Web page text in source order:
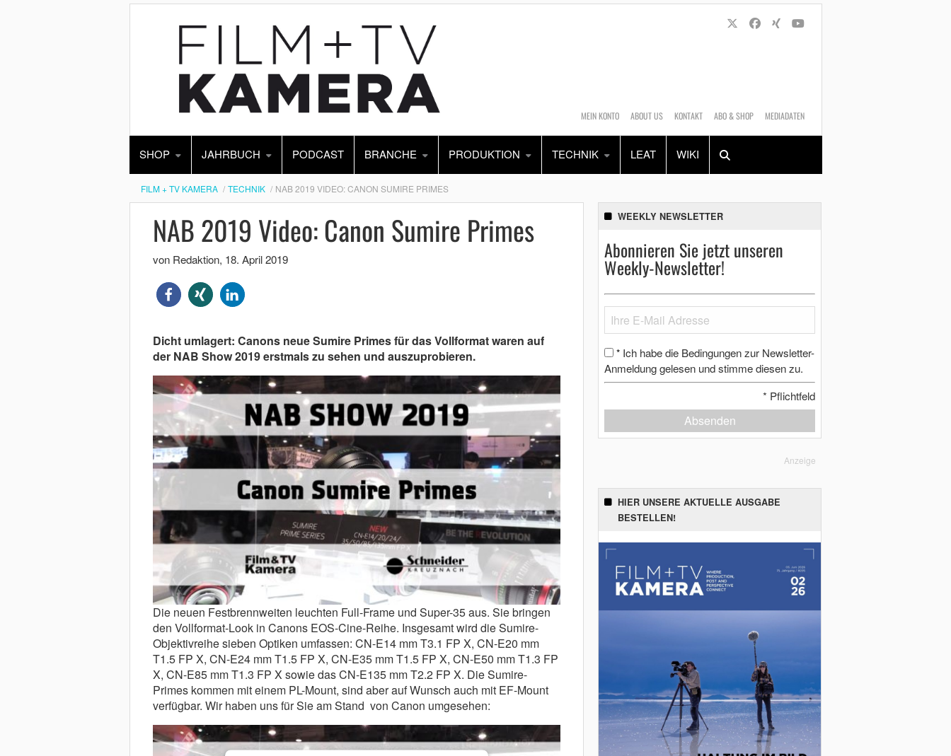
MEIN KONTO ABOUT US KONTAKT ABO & SHOP MEDIADATEN
SHOP JAHRBUCH PODCAST BRANCHE PRODUKTION TECHNIK LEAT WIKI
Alles Shop
FILM + TV KAMERA TECHNIK NAB 2019 VIDEO: CANON SUMIRE PRIMES
NAB 2019 Video: Canon Sumire Primes
von Redaktion, 18. April 2019
Dicht umlagert: Canons neue Sumire Primes für das Vollformat waren auf
der NAB Show 2019 erstmals zu sehen und auszuprobieren.
Die neuen Festbrennweiten leuchten Full-Frame und Super-35 aus. Sie bringen
den Vollformat-Look in Canons EOS-Cine-Reihe. Insgesamt wird die Sumire-
Objektivreihe sieben Optiken umfassen: CN-E14 mm T3.1 FP X, CN-E20 mm
T1.5 FP X, CN-E24 mm T1.5 FP X, CN-E35 mm T1.5 FP X, CN-E50 mm T1.3 FP
X, CN-E85 mm T1.3 FP X sowie das CN-E135 mm T2.2 FP X. Die Sumire-
Primes kommen mit einem PL-Mount, sind aber auf Wunsch auch mit EF-Mount
verfügbar. Wir haben uns für Sie am Stand von Canon umgesehen:
WEEKLY NEWSLETTER
Abonnieren Sie jetzt unseren
Weekly-Newsletter!
* Ich habe die Bedingungen zur Newsletter-
Anmeldung gelesen und stimme diesen zu.
* Pflichtfeld
Absenden
Anzeige
HIER UNSERE AKTUELLE AUSGABE
BESTELLEN!